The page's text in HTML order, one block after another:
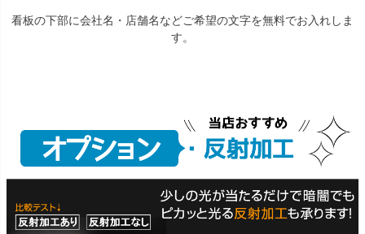
看板の下部に会社名・店舗名などご希望の文字を無料でお入れしま
す。